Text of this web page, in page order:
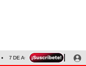
7 DE AGOSTO OLLANTA